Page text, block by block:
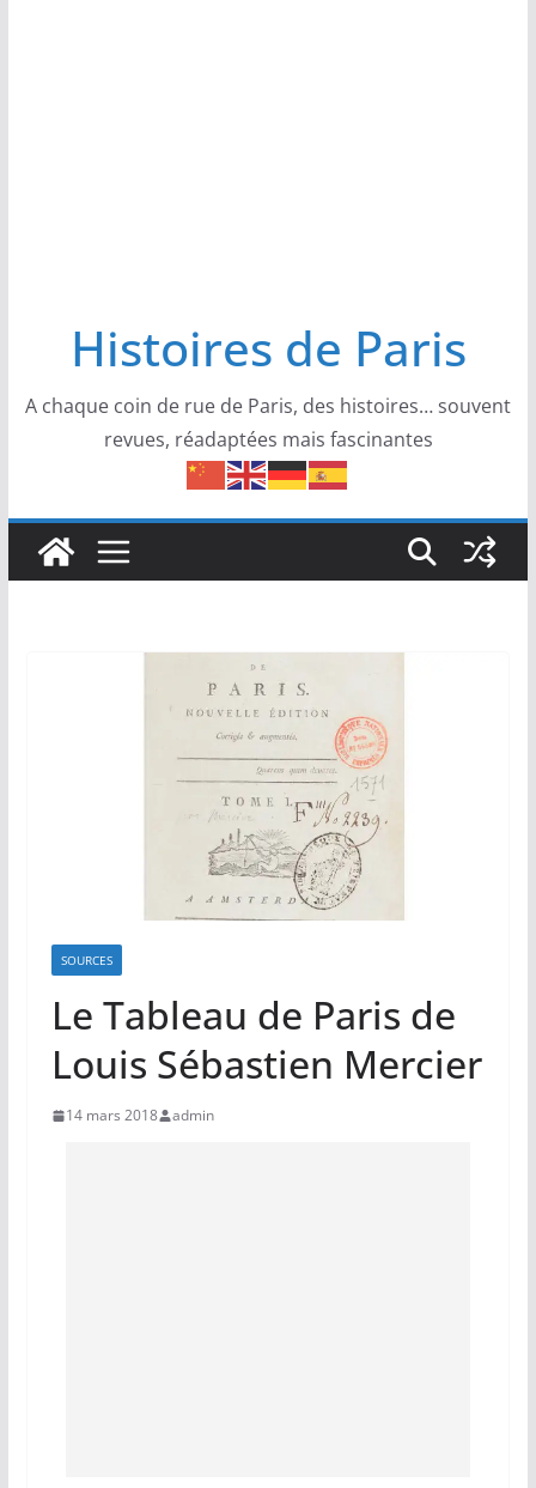
Histoires de Paris
A chaque coin de rue de Paris, des histoires… souvent
revues, réadaptées mais fascinantes
SOURCES
Le Tableau de Paris de
Louis Sébastien Mercier
14 mars 2018 admin